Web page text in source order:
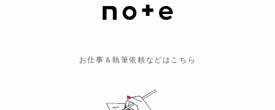
お仕事＆執筆依頼などはこちら